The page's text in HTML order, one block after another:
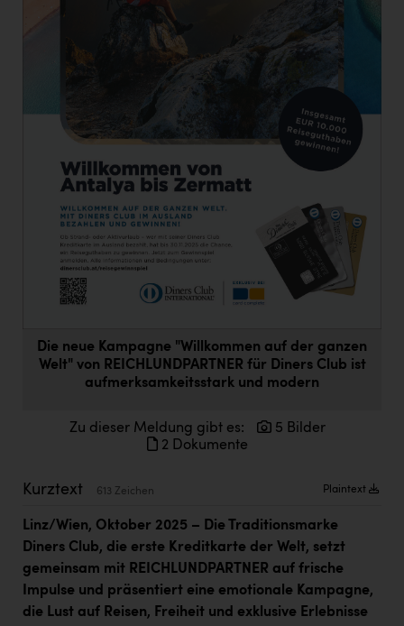
Doppler Gruppe
ERLUS AG
Firmenradl
HIG Infomotion Group
IFE Austria GmbH
Immotech
INTERSPAR
Jesolo
Jane Goodall Institute Austria
KEBA
KIWI Kinderwunsch Institut Dr. Loimer
KLIPP Frisör
Kleider Bauer
Kremsmüller Anlagenbau GmbH
Die neue Kampagne "Willkommen auf der ganzen
Welt" von REICHLUNDPARTNER für Diners Club ist
aufmerksamkeitsstark und modern
Zu dieser Meldung gibt es:
5 Bilder
2 Dokumente
Kurztext 613 Zeichen Plaintext
Linz/Wien, Oktober 2025 – Die Traditionsmarke
Diners Club, die erste Kreditkarte der Welt, setzt
gemeinsam mit REICHLUNDPARTNER auf frische
Impulse und präsentiert eine emotionale Kampagne,
die Lust auf Reisen, Freiheit und exklusive Erlebnisse